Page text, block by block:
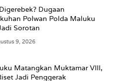
Dugaan
Polwan Polda Maluku
Sorotan
9, 2026
Matangkan Muktamar VIII,
Jadi Penggerak